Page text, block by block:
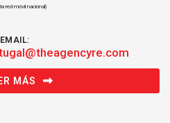
red móvil nacional)
EMAIL:
MÁS